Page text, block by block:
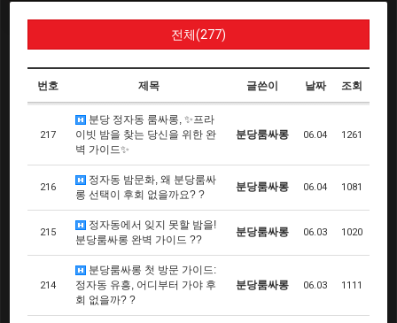
전체(277)
번호 제목 글쓴이 날짜 조회
217
분당 정자동 룸싸롱, ✨프라
이빗 밤을 찾는 당신을 위한 완
벽 가이드✨
분당룸싸롱 06.04 1261
216
정자동 밤문화, 왜 분당룸싸
롱 선택이 후회 없을까요? ?
분당룸싸롱 06.04 1081
215
정자동에서 잊지 못할 밤을!
분당룸싸롱 완벽 가이드 ??
분당룸싸롱 06.03 1020
214
분당룸싸롱 첫 방문 가이드:
정자동 유흥, 어디부터 가야 후
회 없을까? ?
분당룸싸롱 06.03 1111